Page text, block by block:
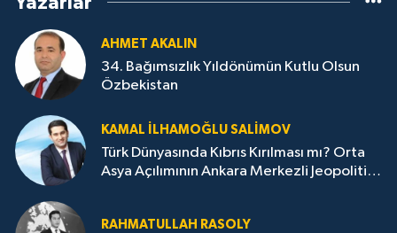
AHMET AKALIN
34. Bağımsızlık Yıldönümün Kutlu Olsun
Özbekistan
KAMAL İLHAMOĞLU SALIMOV
Türk Dünyasında Kıbrıs Kırılması mı? Orta
Asya Açılımının Ankara Merkezli Jeopolitik
RAHMATULLAH RASOLY